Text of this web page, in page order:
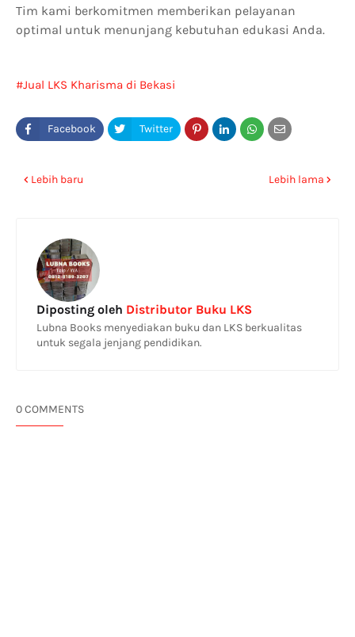
Tim kami berkomitmen memberikan pelayanan
optimal untuk menunjang kebutuhan edukasi Anda.
Jual LKS Kharisma di Bekasi
Lebih baru Lebih lama
Diposting oleh Distributor Buku LKS
Lubna Books menyediakan buku dan LKS berkualitas
untuk segala jenjang pendidikan.
0 COMMENTS